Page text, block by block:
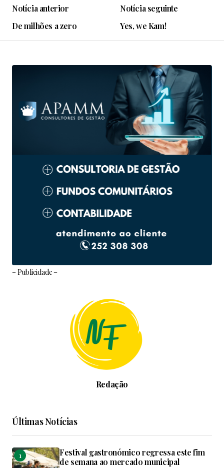
Notícia anterior
De milhões a zero
Notícia seguinte
Yes, we Kam!
– Publicidade –
Redação
Últimas Notícias
Festival gastronómico regressa este fim
de semana ao mercado municipal